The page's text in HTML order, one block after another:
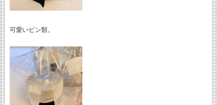
可愛いビン類。